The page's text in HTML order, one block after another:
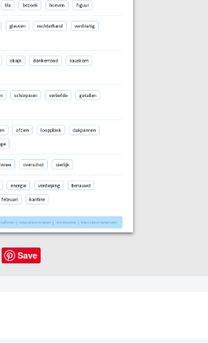
Save